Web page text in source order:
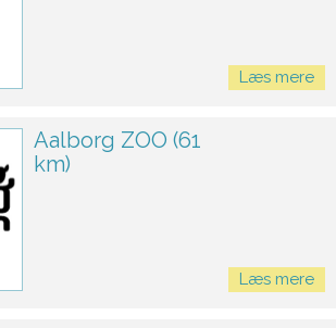
Læs mere
Aalborg ZOO (61
km)
Læs mere